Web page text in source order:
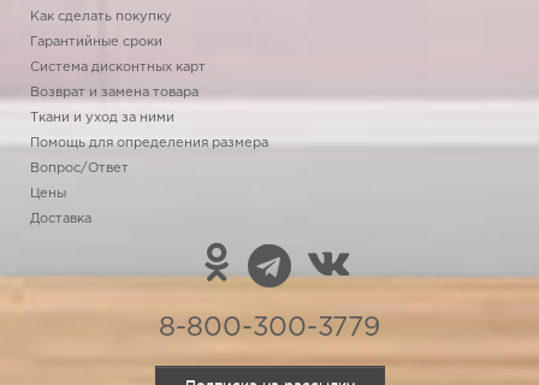
Как сделать покупку
Гарантийные сроки
Система дисконтных карт
Возврат и замена товара
Ткани и уход за ними
Помощь для определения размера
Вопрос/Ответ
Цены
Доставка
8-800-300-3779